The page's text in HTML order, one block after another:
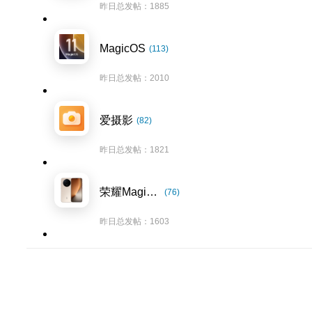
昨日总发帖：1885
MagicOS (113)
昨日总发帖：2010
爱摄影 (82)
昨日总发帖：1821
荣耀Magic8系列 (76)
昨日总发帖：1603